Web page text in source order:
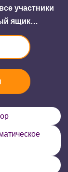
участники
ящик…